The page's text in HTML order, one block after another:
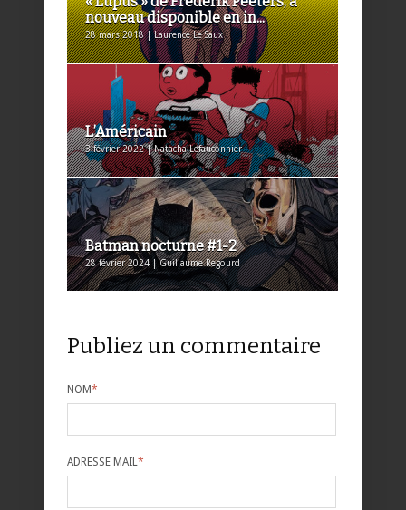
nouveau disponible en in...
28 mars 2018 | Laurence Le Saux
L’Américain
3 février 2022 | Natacha Lefauconnier
Batman nocturne #1-2
28 février 2024 | Guillaume Regourd
Publiez un commentaire
NOM*
ADRESSE MAIL *